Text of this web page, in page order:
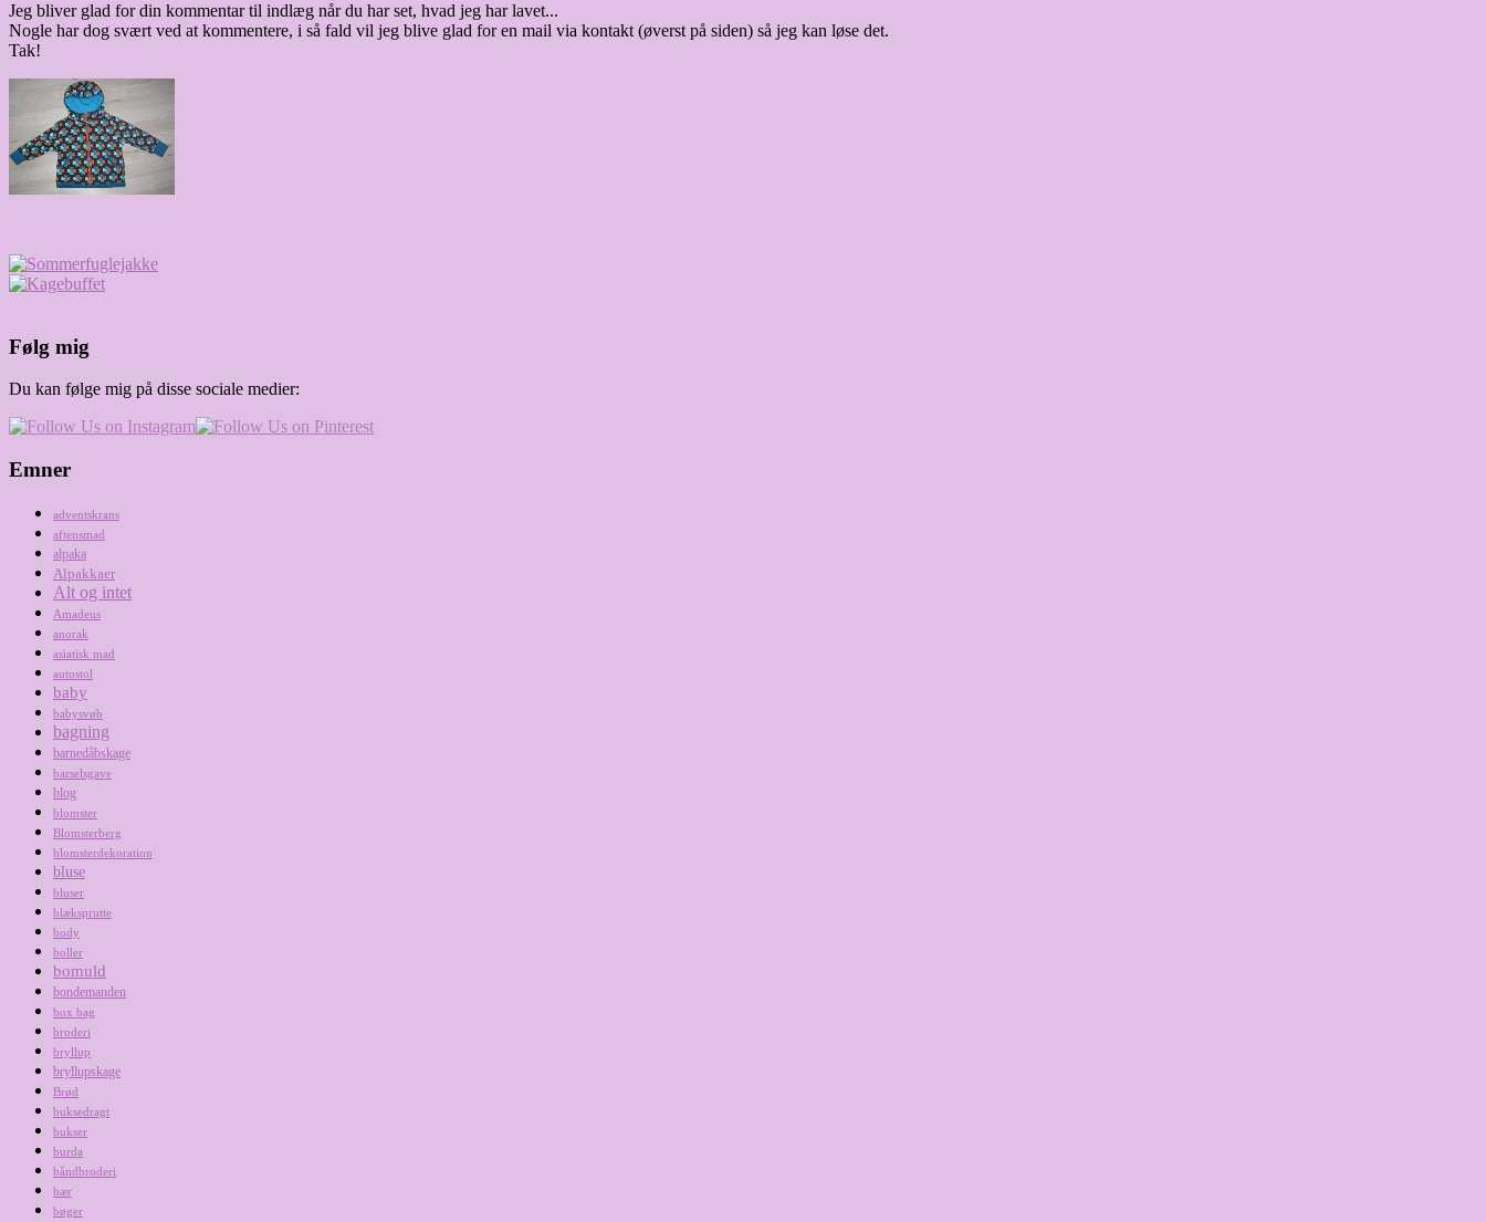
Jeg bliver glad for din kommentar til indlæg når du har set, hvad jeg har lavet...
Nogle har dog svært ved at kommentere, i så fald vil jeg blive glad for en mail via kontakt (øverst på siden) så jeg kan løse det.
Tak!
Følg mig
Du kan følge mig på disse sociale medier:
Emner
adventskrans
aftensmad
alpaka
Alpakkaer
Alt og intet
Amadeus
anorak
asiatisk mad
autostol
baby
babysvøb
bagning
barnedåbskage
barselsgave
blog
blomster
Blomsterberg
blomsterdekoration
bluse
bluser
blæksprutte
body
boller
bomuld
bondemanden
box bag
broderi
bryllup
bryllupskage
Brød
buksedragt
bukser
burda
båndbroderi
bær
bøger